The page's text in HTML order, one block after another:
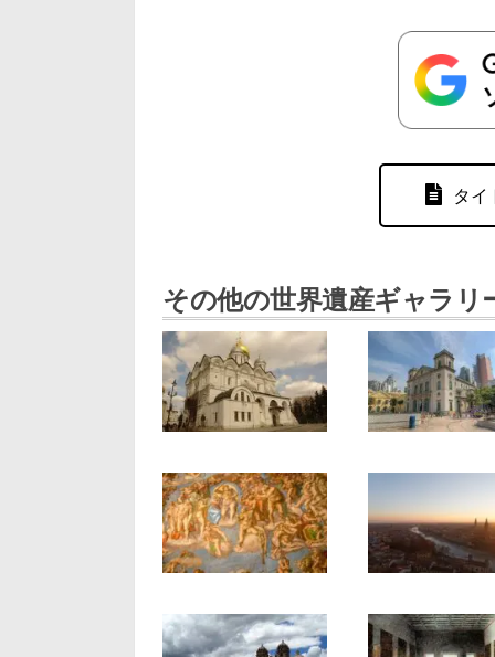
タイ
その他の世界遺産ギャラリ